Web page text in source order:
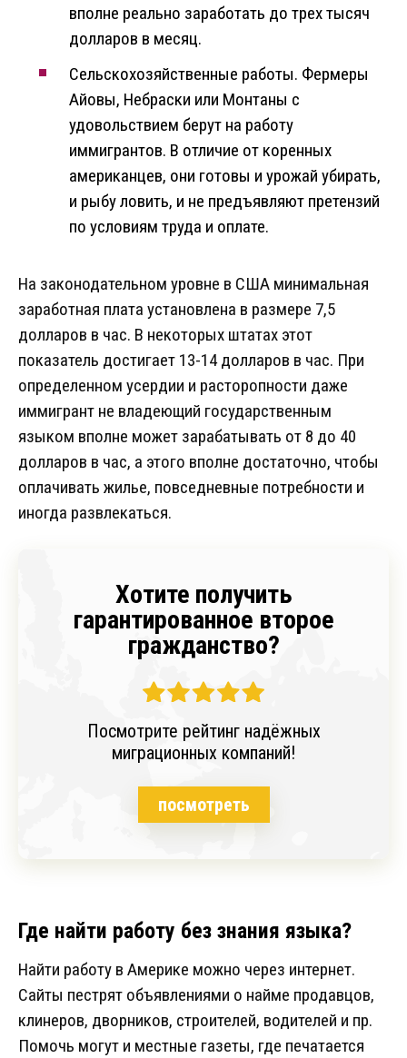
вполне реально заработать до трех тысяч
долларов в месяц.
Сельскохозяйственные работы. Фермеры
Айовы, Небраски или Монтаны с
удовольствием берут на работу
иммигрантов. В отличие от коренных
американцев, они готовы и урожай убирать,
и рыбу ловить, и не предъявляют претензий
по условиям труда и оплате.
На законодательном уровне в США минимальная
заработная плата установлена в размере 7,5
долларов в час. В некоторых штатах этот
показатель достигает 13-14 долларов в час. При
определенном усердии и расторопности даже
иммигрант не владеющий государственным
языком вполне может зарабатывать от 8 до 40
долларов в час, а этого вполне достаточно, чтобы
оплачивать жилье, повседневные потребности и
иногда развлекаться.
Хотите получить
гарантированное второе
гражданство?
Посмотрите рейтинг надёжных
миграционных компаний!
посмотреть
Где найти работу без знания языка?
Найти работу в Америке можно через интернет.
Сайты пестрят объявлениями о найме продавцов,
клинеров, дворников, строителей, водителей и пр.
Помочь могут и местные газеты, где печатается